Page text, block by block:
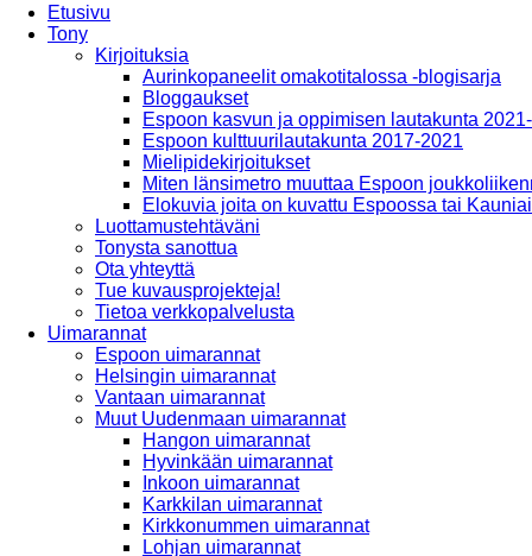
Etusivu
Tony
Kirjoituksia
Aurinkopaneelit omakotitalossa -blogisarja
Bloggaukset
Espoon kasvun ja oppimisen lautakunta
Espoon kulttuurilautakunta 2017-2021
Mielipidekirjoitukset
Miten länsimetro muuttaa Espoon
Elokuvia joita on kuvattu Espoossa tai
Luottamustehtäväni
Tonysta sanottua
Ota yhteyttä
Tue kuvausprojekteja!
Tietoa verkkopalvelusta
Uimarannat
Espoon uimarannat
Helsingin uimarannat
Vantaan uimarannat
Muut Uudenmaan uimarannat
Hangon uimarannat
Hyvinkään uimarannat
Inkoon uimarannat
Karkkilan uimarannat
Kirkkonummen uimarannat
Lohjan uimarannat